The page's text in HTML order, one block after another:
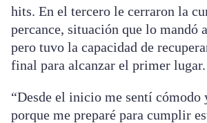
hits. En el tercero le cerraron la
percance, situación que lo mandó
pero tuvo la capacidad de
final para alcanzar el primer lugar.
“Desde el inicio me sentí cómodo
porque me preparé para cumplir